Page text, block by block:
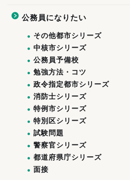
公務員になりたい
その他都市シリーズ
中核市シリーズ
公務員予備校
勉強方法・コツ
政令指定都市シリーズ
消防士シリーズ
特例市シリーズ
特別区シリーズ
試験問題
警察官シリーズ
都道府県庁シリーズ
面接